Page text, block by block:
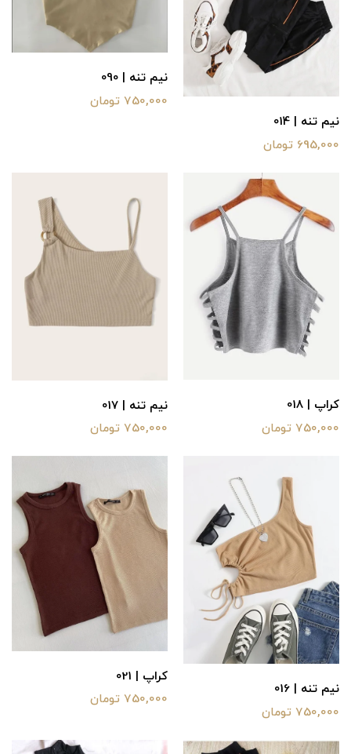
نیم تنه | 014
695,000 تومان
نیم تنه | 090
750,000 تومان
کراپ | 018
750,000 تومان
نیم تنه | 017
750,000 تومان
نیم تنه | 016
750,000 تومان
کراپ | 021
750,000 تومان